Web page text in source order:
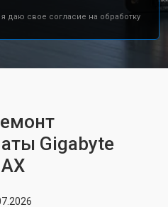
даю свое согласие на обработку
Gigabyte